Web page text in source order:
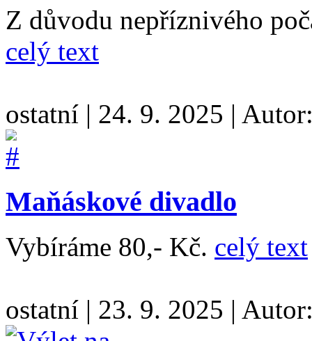
Z důvodu nepříznivého
celý text
ostatní | 24. 9. 2025 |
Maňáskové divadlo
Vybíráme 80,- Kč. celý text
ostatní | 23. 9. 2025 |